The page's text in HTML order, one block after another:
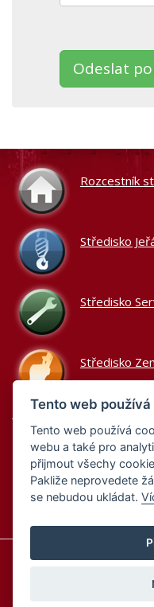
pole
prázdné.
Rozcestník
Středisko
Středisko
Středisko
Podle zákona o
Zároveň je povinen
online; v případě
Informace o cookies
Zásady zpracování
Tento web používá
Tento web používá
webu a také pro
přijmout všechy
Pakliže neprovedete
se nebudou ukládat.